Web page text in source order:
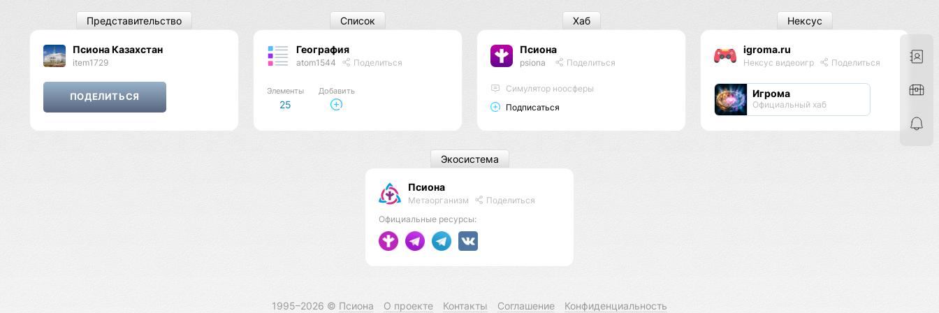
Псиона Казахстан
item1729
Представительство
География
atom1544 Поделиться
Элементы
25
Добавить
Список
Псиона
psiona Поделиться
Cимулятор ноосферы
Подписаться
Хаб
igroma.ru
Нексус видеоигр Поделиться
Игрома
Официальный хаб
Нексус
Псиона
Метаорганизм
Поделиться
Официальные ресурсы:
Экосистема
1995–2026 © Псиона О проекте Контакты Соглашение Конфиденциальность